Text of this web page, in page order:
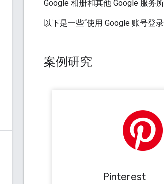
Google 相册和其他 Google 服务
以下是一些“使用 Google 账号登
案例研究
Pinterest